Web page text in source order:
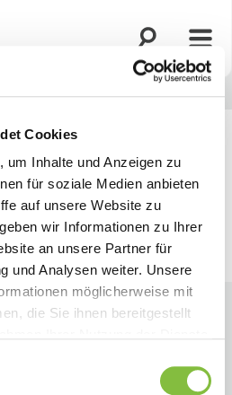
Cookies
um Inhalte und Anzeigen zu
für soziale Medien anbieten
auf unsere Website zu
wir Informationen zu Ihrer
an unsere Partner für
und Analysen weiter. Unsere
möglicherweise mit
die Sie ihnen bereitgestellt
Suche öffnen